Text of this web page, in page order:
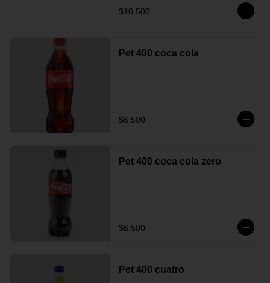
$10.500
Pet 400 coca cola
$6.500
Pet 400 coca cola zero
$6.500
Pet 400 cuatro